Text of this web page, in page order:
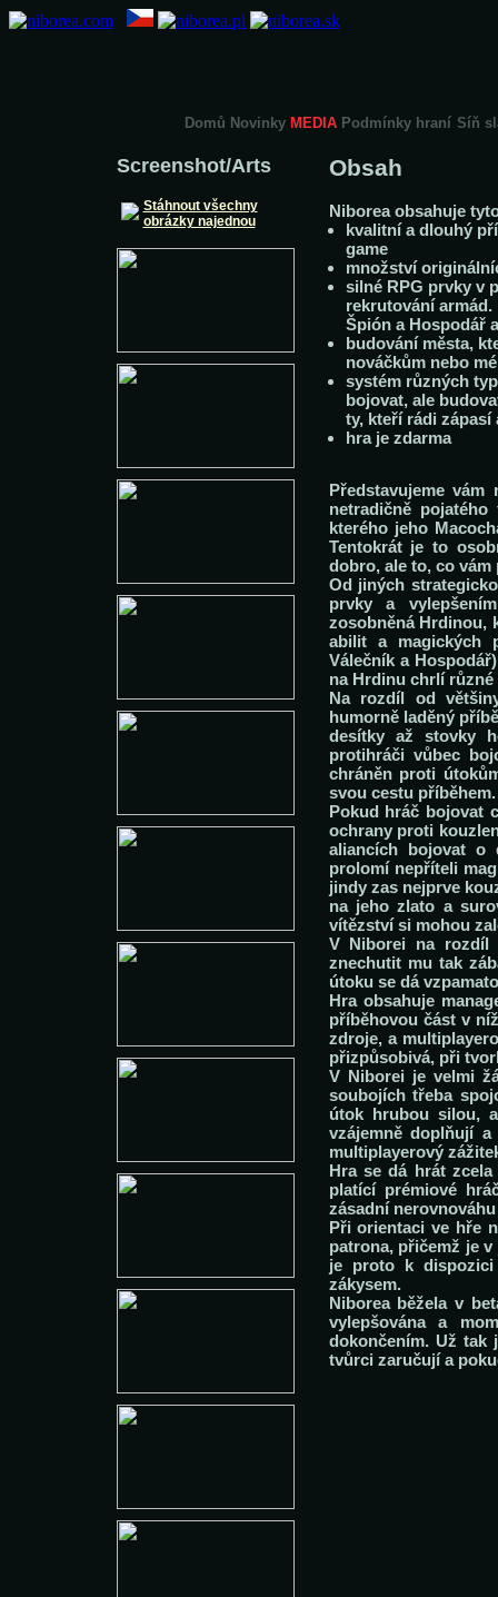
Domů Novinky MEDIA Podmínky hraní Síň
Screenshot/Arts
Stáhnout všechny
obrázky najednou
Obsah
Niborea obsahuje
kvalitní a dlouhý
game
množství
silné RPG prvky v
rekrutování
Špión a Hospodář
budování města,
nováčkům nebo
systém různých
bojovat, ale
ty, kteří rádi zápasí
hra je zdarma
Představujeme
netradičně
kterého jeho
Tentokrát je to
dobro, ale to, co
Od jiných
prvky a
zosobněná Hrdinou,
abilit a magických
Válečník a
na Hrdinu chrlí
Na rozdíl od
humorně laděný
desítky až stovky
protihráči vůbec
chráněn proti
svou cestu příběhem.
Pokud hráč bojovat
ochrany proti
aliancích bojovat o
prolomí nepříteli
jindy zas nejprve
na jeho zlato a
vítězství si mohou
V Niborei na rozdíl
znechutit mu tak
útoku se dá
Hra obsahuje
příběhovou část v
zdroje, a
přizpůsobivá, při
V Niborei je velmi
soubojích třeba
útok hrubou silou,
vzájemně doplňují
multiplayerový
Hra se dá hrát
platící prémiové
zásadní
Při orientaci ve hře
patrona, přičemž je
je proto k
zákysem.
Niborea běžela v
vylepšována a
dokončením. Už tak
tvůrci zaručují a